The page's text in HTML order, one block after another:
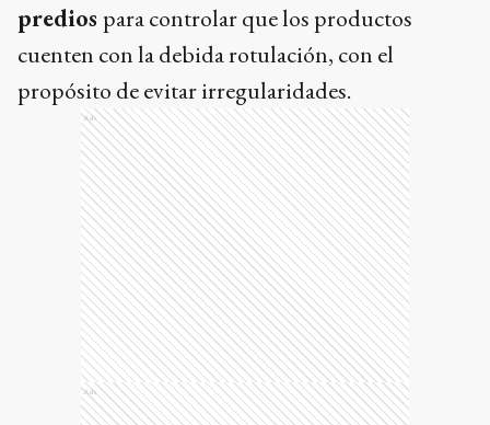
predios para controlar que los productos
cuenten con la debida rotulación, con el
propósito de evitar irregularidades.
Ads
Ads